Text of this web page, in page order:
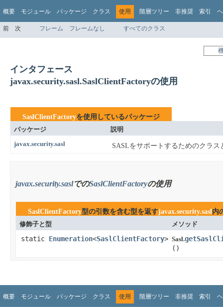
概要 モジュール パッケージ クラス 使用 階層ツリー 非推奨 索引
前 次 フレーム フレームなし すべてのクラス
インタフェース
javax.security.sasl.SaslClientFactoryの使用
SaslClientFactoryを使用しているパッケージ
パッケージ
説明
javax.security.sasl
SASLをサポートするためのクラ
javax.security.saslでのSaslClientFactoryの使用
SaslClientFactory型の引数を含む型を返すjavax.security.sasl内
修飾子と型
メソッド
static Enumeration<SaslClientFactory> Sasl.
()
概要 モジュール パッケージ クラス 使用 階層ツリー 非推奨 索引